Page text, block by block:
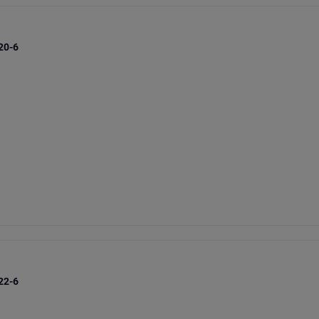
6
6